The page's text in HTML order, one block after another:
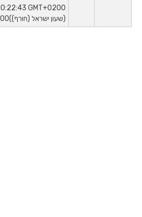
Mon Feb 13 2023 10:22:43 GMT+0200